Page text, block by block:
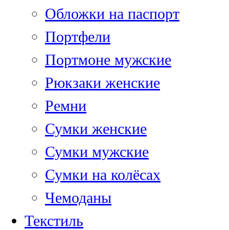
Обложки на паспорт
Портфели
Портмоне мужские
Рюкзаки женские
Ремни
Сумки женские
Сумки мужские
Сумки на колёсах
Чемоданы
Текстиль